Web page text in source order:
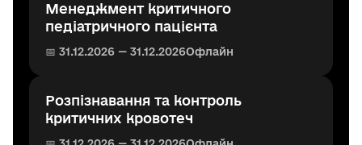
Менеджмент критичного
педіатричного пацієнта
📅 31.12.2026 — 31.12.2026Офлайн
Розпізнавання та контроль
критичних кровотеч